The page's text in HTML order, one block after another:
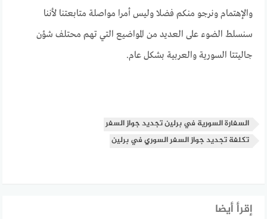
والإهتمام ونرجو منكم فضلا وليس أمرا مواصلة متابعتنا لأننا
سنسلط الضوء على العديد من المواضيع التي تهم محتلف شؤن
جاليتتا السورية والعربية بشكل عام.
السفارة السورية في برلين تجديد جواز السفر
تكلفة تجديد جواز السفر السوري في برلين
إقرأ أيضا